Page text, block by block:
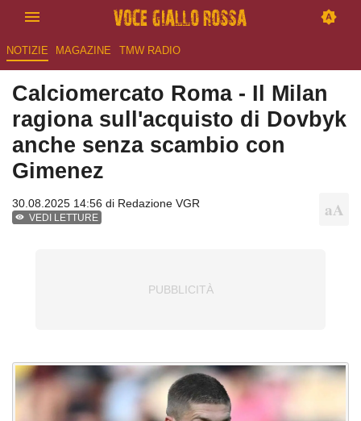
NOTIZIE MAGAZINE TMW RADIO
Calciomercato Roma - Il Milan
ragiona sull'acquisto di Dovbyk
anche senza scambio con
Gimenez
30.08.2025 14:56 di Redazione VGR
VEDI LETTURE